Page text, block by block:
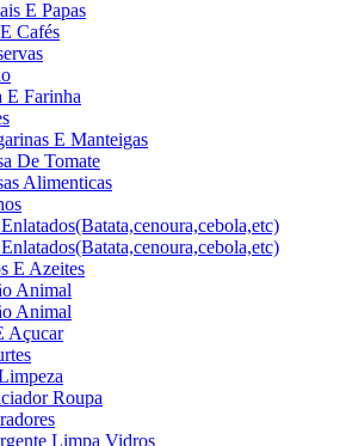
E Papas
Cafés
E Farinha
E Manteigas
De Tomate
Alimenticas
E Azeites
Animal
Animal
Açucar
Roupa
Limpa Vidros